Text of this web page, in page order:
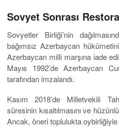
Sovyet Sonrası
Sovyetler Birliği’nin
bağımsız Azerbaycan
Azerbaycan milli marşına iade
Mayıs 1992’de Azerbaycan
tarafından imzalandı.
Kasım 2018’de Milletvekili
süresinin kısaltılmasını ve
Ancak, öneri toplulukta